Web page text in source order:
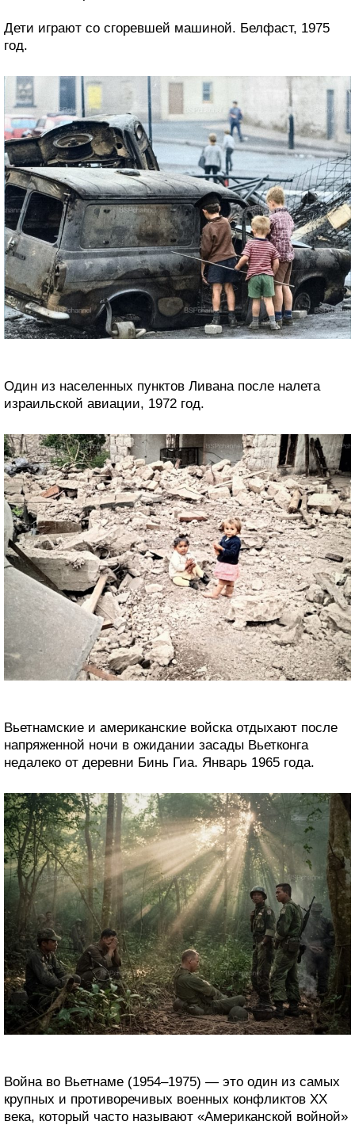
Дети играют со сгоревшей машиной. Белфаст, 1975
год.
Один из населенных пунктов Ливана после налета
израильской авиации, 1972 год.
Вьетнамские и американские войска отдыхают после
напряженной ночи в ожидании засады Вьетконга
недалеко от деревни Бинь Гиа. Январь 1965 года.
Война во Вьетнаме (1954–1975) — это один из самых
крупных и противоречивых военных конфликтов XX
века, который часто называют «Американской войной»